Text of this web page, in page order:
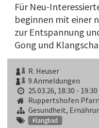
Für Neu-
beginnen mit einer
zur Entspannung
Gong und
R. Heuser
9 Anmeldungen
25.03.26, 18:30 - 19:30
Ruppertshofen
Gesundheit,
Klangbad